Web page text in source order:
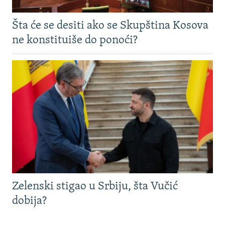
Šta će se desiti ako se Skupština Kosova
ne konstituiše do ponoći?
Zelenski stigao u Srbiju, šta Vučić
dobija?